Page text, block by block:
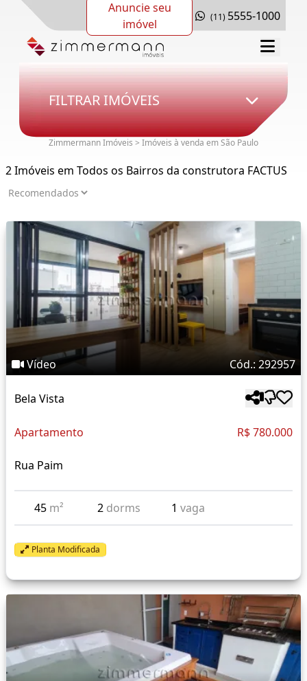
Anuncie seu
imóvel
(11) 5555-1000
FILTRAR IMÓVEIS
Zimmermann Imóveis > Imóveis à venda em São Paulo
2 Imóveis em Todos os Bairros da construtora FACTUS
Vídeo Cód.: 292957
Bela Vista
Apartamento R$ 780.000
Rua Paim
45 m² 2 dorms 1vaga
Planta Modificada